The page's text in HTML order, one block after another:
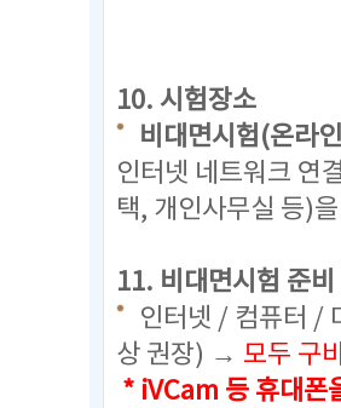
10. 시험장소
비대면시험(온라
인터넷 네트워크 연
택, 개인사무실 등)
11. 비대면시험 준
인터넷 / 컴퓨터 /
상 권장) → 모두 구
* iVCam 등 휴대폰